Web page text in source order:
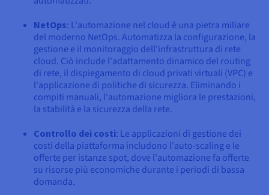
NetOps: L'automazione nel cloud è una pietra miliare
del moderno NetOps. Automatizza la configurazione, la
gestione e il monitoraggio dell'infrastruttura di rete
cloud. Ciò include l'adattamento dinamico del routing
di rete, il dispiegamento di cloud privati virtuali (VPC) e
l'applicazione di politiche di sicurezza. Eliminando i
compiti manuali, l'automazione migliora le prestazioni,
la stabilità e la sicurezza della rete.
Controllo dei costi: Le applicazioni di gestione dei
costi della piattaforma includono l'auto-scaling e le
offerte per istanze spot, dove l'automazione fa offerte
su risorse più economiche durante i periodi di bassa
domanda.